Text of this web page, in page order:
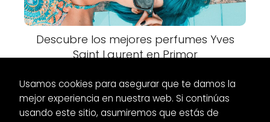
Descubre los mejores perfumes Yves
Saint Laurent en Primor
Usamos cookies para asegurar que te damos la
mejor experiencia en nuestra web. Si continúas
usando este sitio, asumiremos que estás de